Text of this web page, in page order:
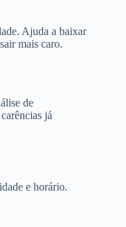
Ajuda a baixar
mais caro.
de
já
e horário.